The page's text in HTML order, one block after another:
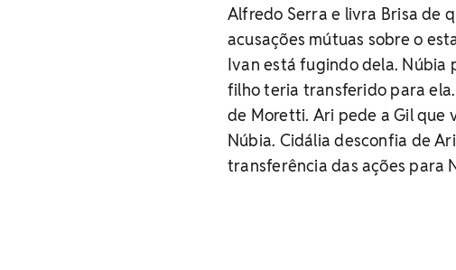
Alfredo Serra e livra Brisa de
acusações mútuas sobre o
Ivan está fugindo dela. Núbia
filho teria transferido para
de Moretti. Ari pede a Gil que
Núbia. Cidália desconfia de
transferência das ações para